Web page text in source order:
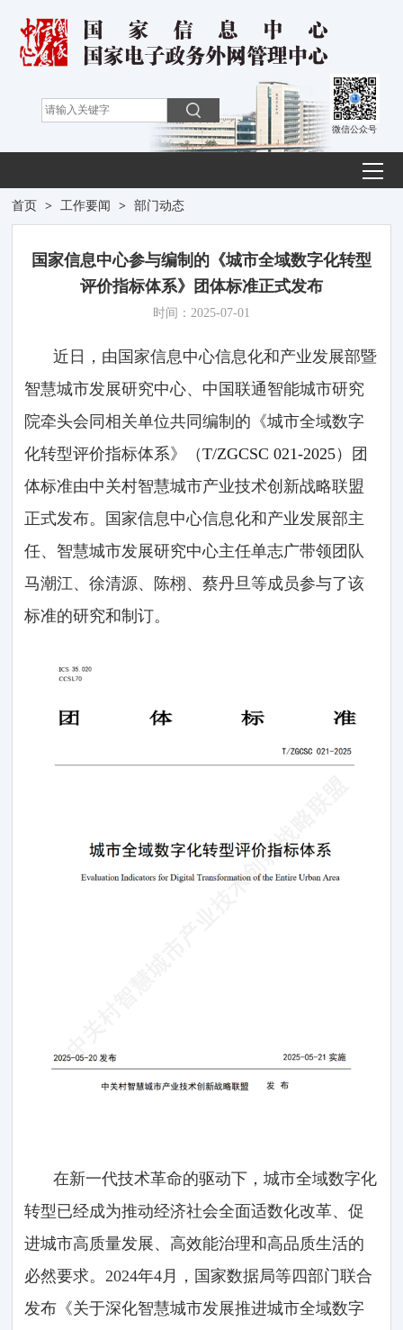
微信公众号
首页 > 工作要闻 > 部门动态
国家信息中心参与编制的《城市全域数字化转型
评价指标体系》团体标准正式发布
时间：2025-07-01
近日，由国家信息中心信息化和产业发展部暨
智慧城市发展研究中心、中国联通智能城市研究
院牵头会同相关单位共同编制的《城市全域数字
化转型评价指标体系》（T/ZGCSC 021-2025）团
体标准由中关村智慧城市产业技术创新战略联盟
正式发布。国家信息中心信息化和产业发展部主
任、智慧城市发展研究中心主任单志广带领团队
马潮江、徐清源、陈栩、蔡丹旦等成员参与了该
标准的研究和制订。
在新一代技术革命的驱动下，城市全域数字化
转型已经成为推动经济社会全面适数化改革、促
进城市高质量发展、高效能治理和高品质生活的
必然要求。2024年4月，国家数据局等四部门联合
发布《关于深化智慧城市发展推进城市全域数字